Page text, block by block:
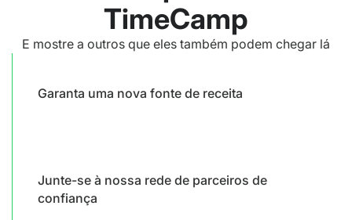
TimeCamp
E mostre a outros que eles também podem chegar lá
Garanta uma nova fonte de receita
Junte-se à nossa rede de parceiros de
confiança